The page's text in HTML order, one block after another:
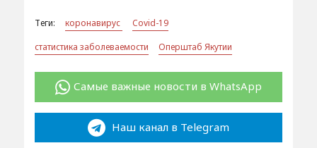
Теги: коронавирус
Covid-19
статистика заболеваемости
Оперштаб Якутии
Самые важные новости в WhatsApp
Наш канал в Telegram